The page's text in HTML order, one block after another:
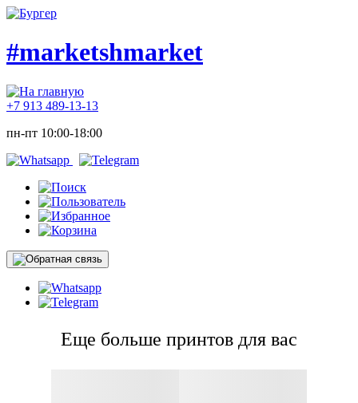
#marketshmarket
+7 913 489-13-13
пн-пт 10:00-18:00
Еще больше принтов для вас